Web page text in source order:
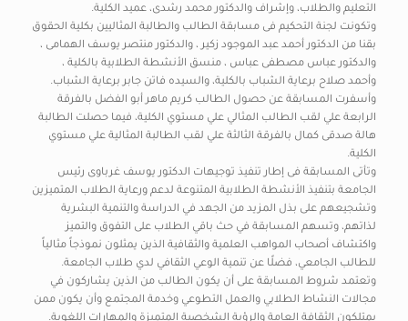
التعليم والطلاب، وإشراف والدكتور محمد رشدى، عميد الكلية.
وتكونت لجنة التحكيم فى مسابقة الطالب والطالبة المثاليين بكلية الحقوق
بقنا من الدكتور أحمد عبد الموجود زكير ، والدكتور منتصر يوسف الهمامى ،
والدكتور عباس مصطفى عباس ، منسق الأنشطة الطلابية بالكلية ،
وأحمد صلاح برعاية الشباب بالكلية، والسيده فاتن جابر برعاية الشباب.
وأسفرت المسابقة عن حصول الطالب كريم ماهر أبو الفضل بالفرقة
الرابعة علي لقب الطالب المثالي علي مستوي الكلية، فيما حصلت الطالبة
هالة صدقى كمال بالفرقة الثالثة علي لقب الطالبة المثالية علي مستوي
الكلية.
وتأتى المسابقة فى إطار تنفيذ توجيهات الدكتور يوسف غرباوى رئيس
الجامعة بتنفيذ الأنشطة الطلابية المتنوعة لدعم ورعاية الطلاب المتميزين
وتشجيعهم على بذل المزيد من الجهد في الدراسة والتنمية البشرية
لذاتهم، وتسهم المسابقة في حث باقي الطلاب على التفوق والتميز
واكتشاف أصحاب المواهب العلمية والثقافية الذين يمثلون نموذجاً مثالياً
للطالب الجامعي، فضلًا عن تنمية الوعي الثقافي لدي طلاب الجامعة.
وتعتمد شروط المسابقة على أن يكون الطالب من الذين يشاركون في
مجالات النشاط الطلابي والعمل التطوعي وخدمة المجتمع وأن يكون ممن